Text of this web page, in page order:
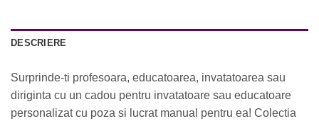
DESCRIERE
Surprinde-ti profesoara, educatoarea, invatatoarea sau
diriginta cu un cadou pentru invatatoare sau educatoare
personalizat cu poza si lucrat manual pentru ea! Colectia